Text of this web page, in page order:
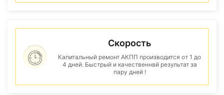
Скорость
Капитальный ремонт АКПП производится от 1 до
4 дней. Быстрый и качественнвй результат за
пару дней !